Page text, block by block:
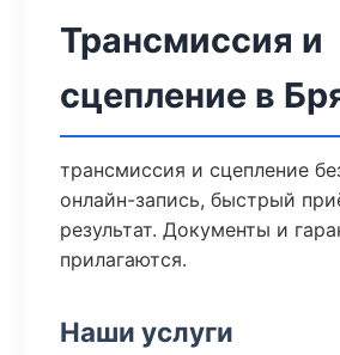
Трансмиссия и
сцепление в
трансмиссия и сцепление
онлайн-запись, быстрый
результат. Документы и
прилагаются.
Наши услуги